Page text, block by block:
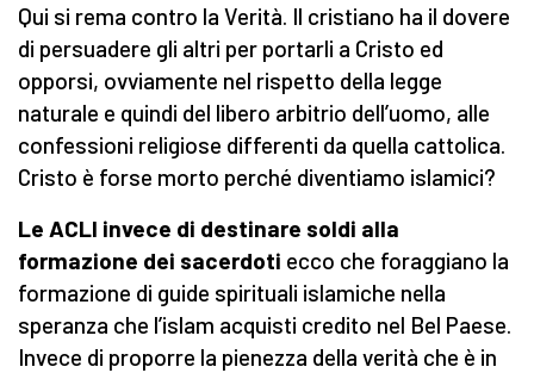
Qui si rema contro la Verità. Il cristiano ha il dovere
di persuadere gli altri per portarli a Cristo ed
opporsi, ovviamente nel rispetto della legge
naturale e quindi del libero arbitrio dell’uomo, alle
confessioni religiose differenti da quella cattolica.
Cristo è forse morto perché diventiamo islamici?
Le ACLI invece di destinare soldi alla
formazione dei sacerdoti ecco che foraggiano la
formazione di guide spirituali islamiche nella
speranza che l’islam acquisti credito nel Bel Paese.
Invece di proporre la pienezza della verità che è in